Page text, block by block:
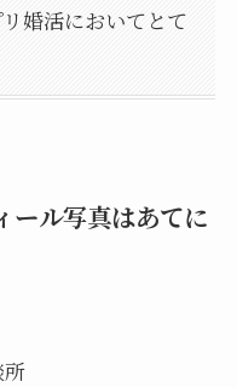
婚活においてとて
ール写真はあてに